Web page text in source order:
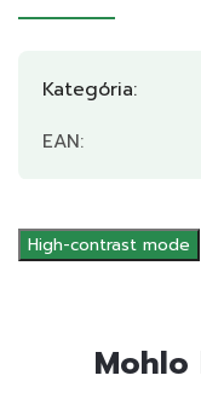
Kategória:
EAN:
High-contrast mode